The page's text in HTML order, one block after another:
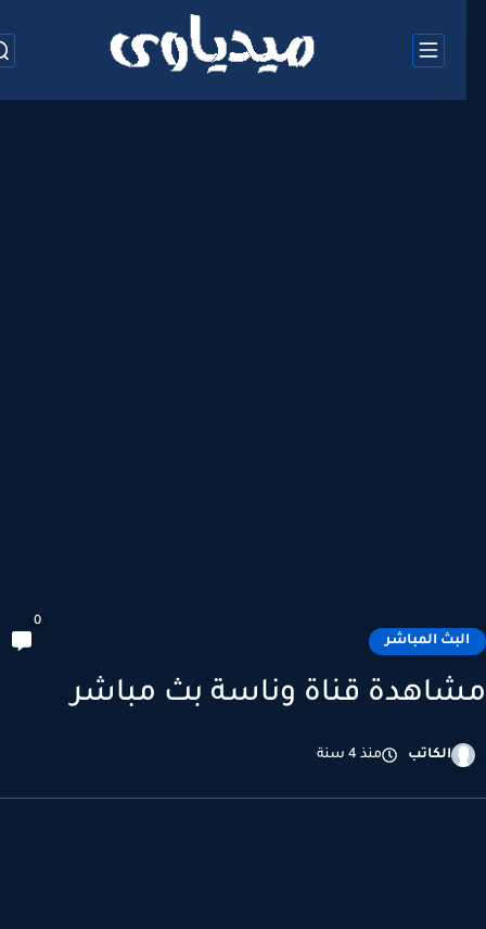
المباشر
قناة وناسة بث مباشر
الكاتب منذ 4 سنة